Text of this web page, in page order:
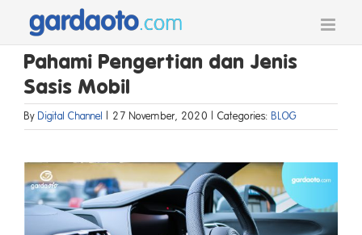
content
Pahami Pengertian dan Jenis
Sasis Mobil
By Digital Channel | 27 November, 2020 | Categories: BLOG